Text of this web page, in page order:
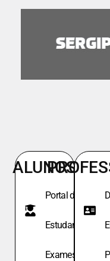
ALUNOS
Portal do
Estudante
Exames de